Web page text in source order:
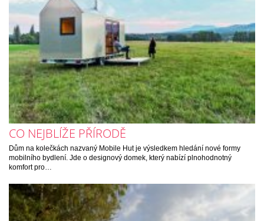
CO NEJBLÍŽE PŘÍRODĚ
Dům na kolečkách nazvaný Mobile Hut je výsledkem hledání nové formy
mobilního bydlení. Jde o designový domek, který nabízí plnohodnotný
komfort pro…